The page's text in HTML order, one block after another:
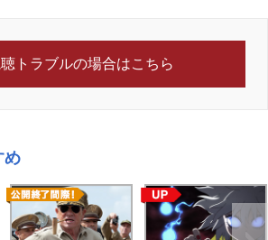
トラブルの場合はこちら
め